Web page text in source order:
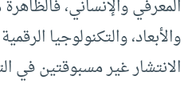
المعرفي والإنساني،
والأبعاد، والتكنولوجيا
الانتشار غير مسبوقتين في